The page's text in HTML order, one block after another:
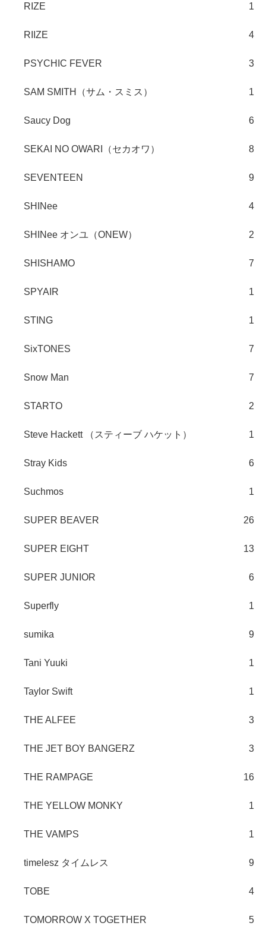
RIZE 1
RIIZE 4
PSYCHIC FEVER 3
SAM SMITH（サム・スミス） 1
Saucy Dog 6
SEKAI NO OWARI（セカオワ） 8
SEVENTEEN 9
SHINee 4
SHINee オンユ（ONEW） 2
SHISHAMO 7
SPYAIR 1
STING 1
SixTONES 7
Snow Man 7
STARTO 2
Steve Hackett （スティーブ ハケット） 1
Stray Kids 6
Suchmos 1
SUPER BEAVER 26
SUPER EIGHT 13
SUPER JUNIOR 6
Superfly 1
sumika 9
Tani Yuuki 1
Taylor Swift 1
THE ALFEE 3
THE JET BOY BANGERZ 3
THE RAMPAGE 16
THE YELLOW MONKY 1
THE VAMPS 1
timelesz タイムレス 9
TOBE 4
TOMORROW X TOGETHER 5